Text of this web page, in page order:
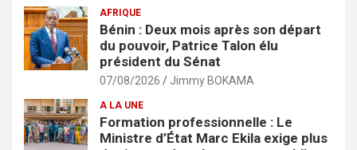
AFRIQUE
Bénin : Deux mois après son départ
du pouvoir, Patrice Talon élu
président du Sénat
07/08/2026 Jimmy BOKAMA
A LA UNE
Formation professionnelle : Le
Ministre d’État Marc Ekila exige plus